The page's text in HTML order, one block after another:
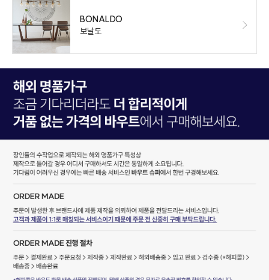
BONALDO
보날도